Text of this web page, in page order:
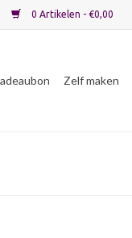
0 Artikelen - €0,00
Zelf maken